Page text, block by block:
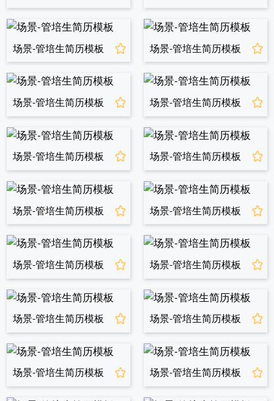
场景-管培生简历模板 场景-管培生简历模板
场景-管培生简历模板 场景-管培生简历模板
场景-管培生简历模板 场景-管培生简历模板
场景-管培生简历模板 场景-管培生简历模板
场景-管培生简历模板 场景-管培生简历模板
场景-管培生简历模板 场景-管培生简历模板
场景-管培生简历模板 场景-管培生简历模板